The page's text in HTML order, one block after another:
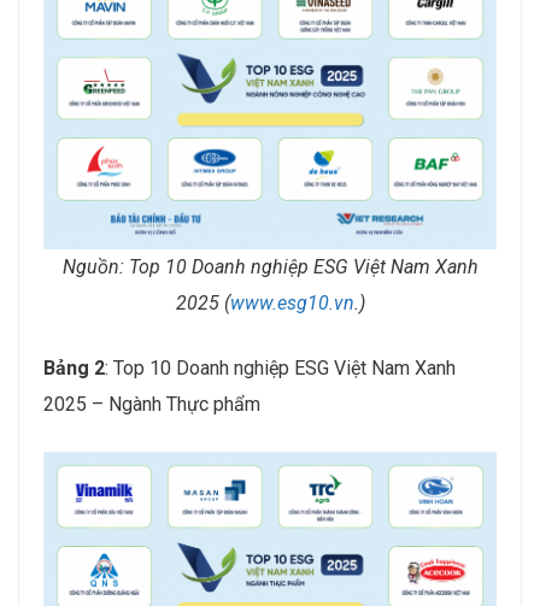
Nguồn: Top 10 Doanh nghiệp ESG Việt Nam Xanh
2025 (www.esg10.vn.)
Bảng 2: Top 10 Doanh nghiệp ESG Việt Nam Xanh
2025 – Ngành Thực phẩm